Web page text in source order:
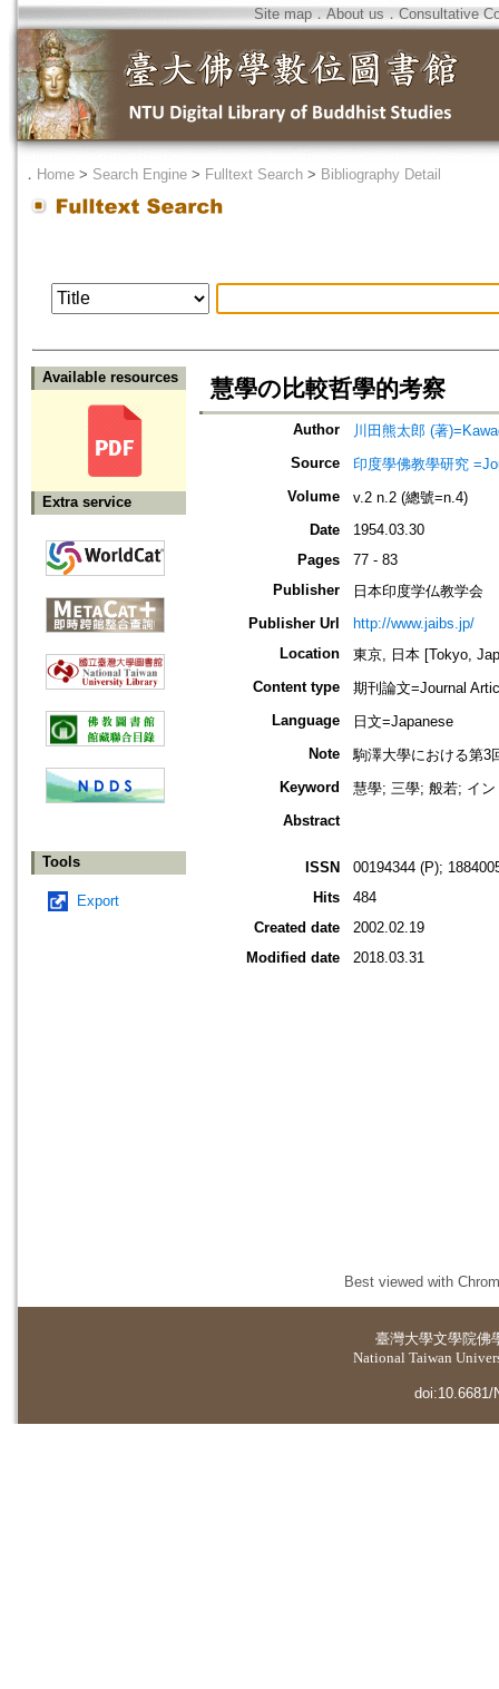
Site map．About us ． Consultative
． Home > Search Engine > Fulltext Search > Bibliography Detail
Available resources
Extra service
Tools
Export
慧學の比較哲學的考察
Author
川田熊太郎 (著
Source
印度學佛教學研究
Volume
v.2 n.2 (總號=n.4)
Date
1954.03.30
Pages
77 - 83
Publisher
日本印度学仏教学会
Publisher Url
http://www.jaibs.jp/
Location
東京, 日本 [Tokyo,
Content type
期刊論文=Journal
Language
日文=Japanese
Note
駒澤大學における第3
Keyword
慧學; 三學; 般若; イ
Abstract
ISSN
00194344 (P);
Hits
484
Created date
2002.02.19
Modified date
2018.03.31
Best viewed with
臺灣大學文學院佛
National Taiwan
doi:10.6681/